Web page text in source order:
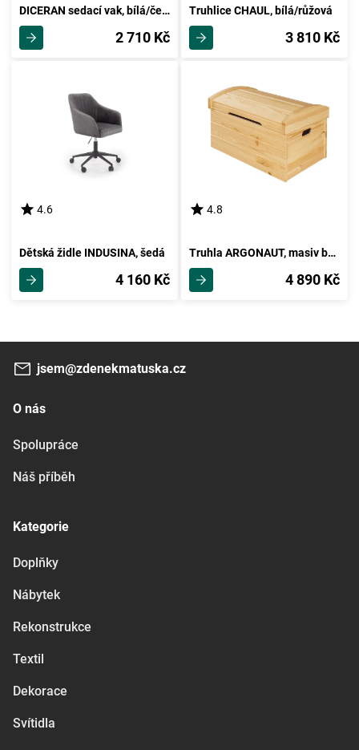
DICERAN sedací vak, bílá/černá
2 710 Kč
Truhlice CHAUL, bílá/růžová
3 810 Kč
4.6
Dětská židle INDUSINA, šedá
4 160 Kč
4.8
Truhla ARGONAUT, masiv borovice, moření: …
4 890 Kč
jsem@zdenekmatuska.cz
O nás
Spolupráce
Náš příběh
Kategorie
Doplňky
Nábytek
Rekonstrukce
Textil
Dekorace
Svítidla